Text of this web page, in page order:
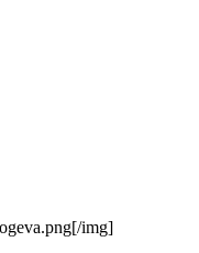
img]